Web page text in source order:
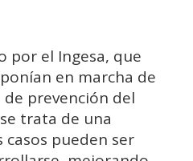
por el Ingesa, que
en marcha de
prevención del
trata de una
pueden ser